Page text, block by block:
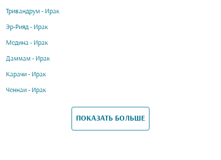
Тривандрум - Ирак
Эр-Рияд - Ирак
Медина - Ирак
Даммам - Ирак
Карачи - Ирак
Ченнаи - Ирак
ПОКАЗАТЬ БОЛЬШЕ